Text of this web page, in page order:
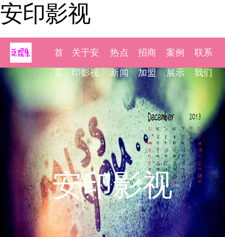
安印影视
首
页
关于安
印影视
热点
新闻
招商
加盟
案例
展示
联系
我们
安印影视